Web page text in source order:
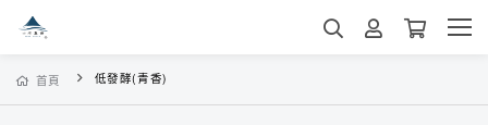
首頁 低發酵(青香)